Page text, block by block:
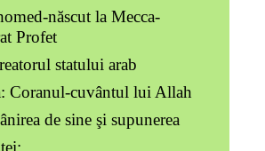
născut la Mecca-
Profet
statului arab
Coranul-cuvântul lui Allah
de sine şi supunerea